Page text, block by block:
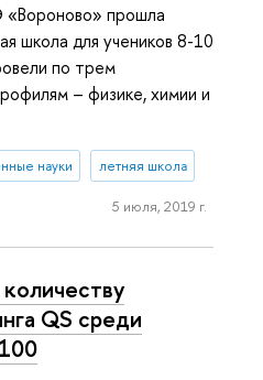
прошла
школа для учеников 8-10
по трем
– физике, химии и
науки летняя школа
5 июля, 2019 г.
QS среди